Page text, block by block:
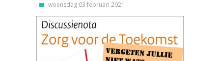
woensdag 03 februari 2021